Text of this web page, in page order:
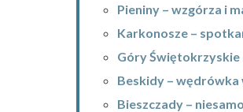
Pieniny – wzgórza i
Karkonosze –
Góry Świętokrzyskie
Beskidy –
Bieszczady –